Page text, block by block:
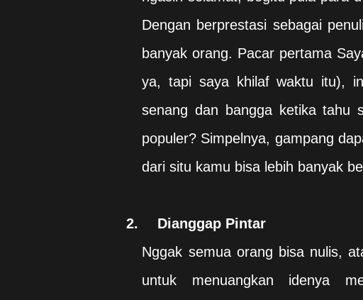
Dengan berprestasi sebagai
banyak orang. Pacar pertama
ya, tapi saya khilaf waktu itu),
senang dan bangga ketika tahu
populer? Simpelnya, gampang
dari situ kamu bisa lebih banyak
2.
Dianggap Pintar
Nggak semua orang bisa nulis,
untuk menuangkan idenya